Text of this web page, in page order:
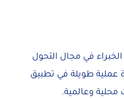
في مجال التحول
عملية طويلة في تطبيق
وعالمية.